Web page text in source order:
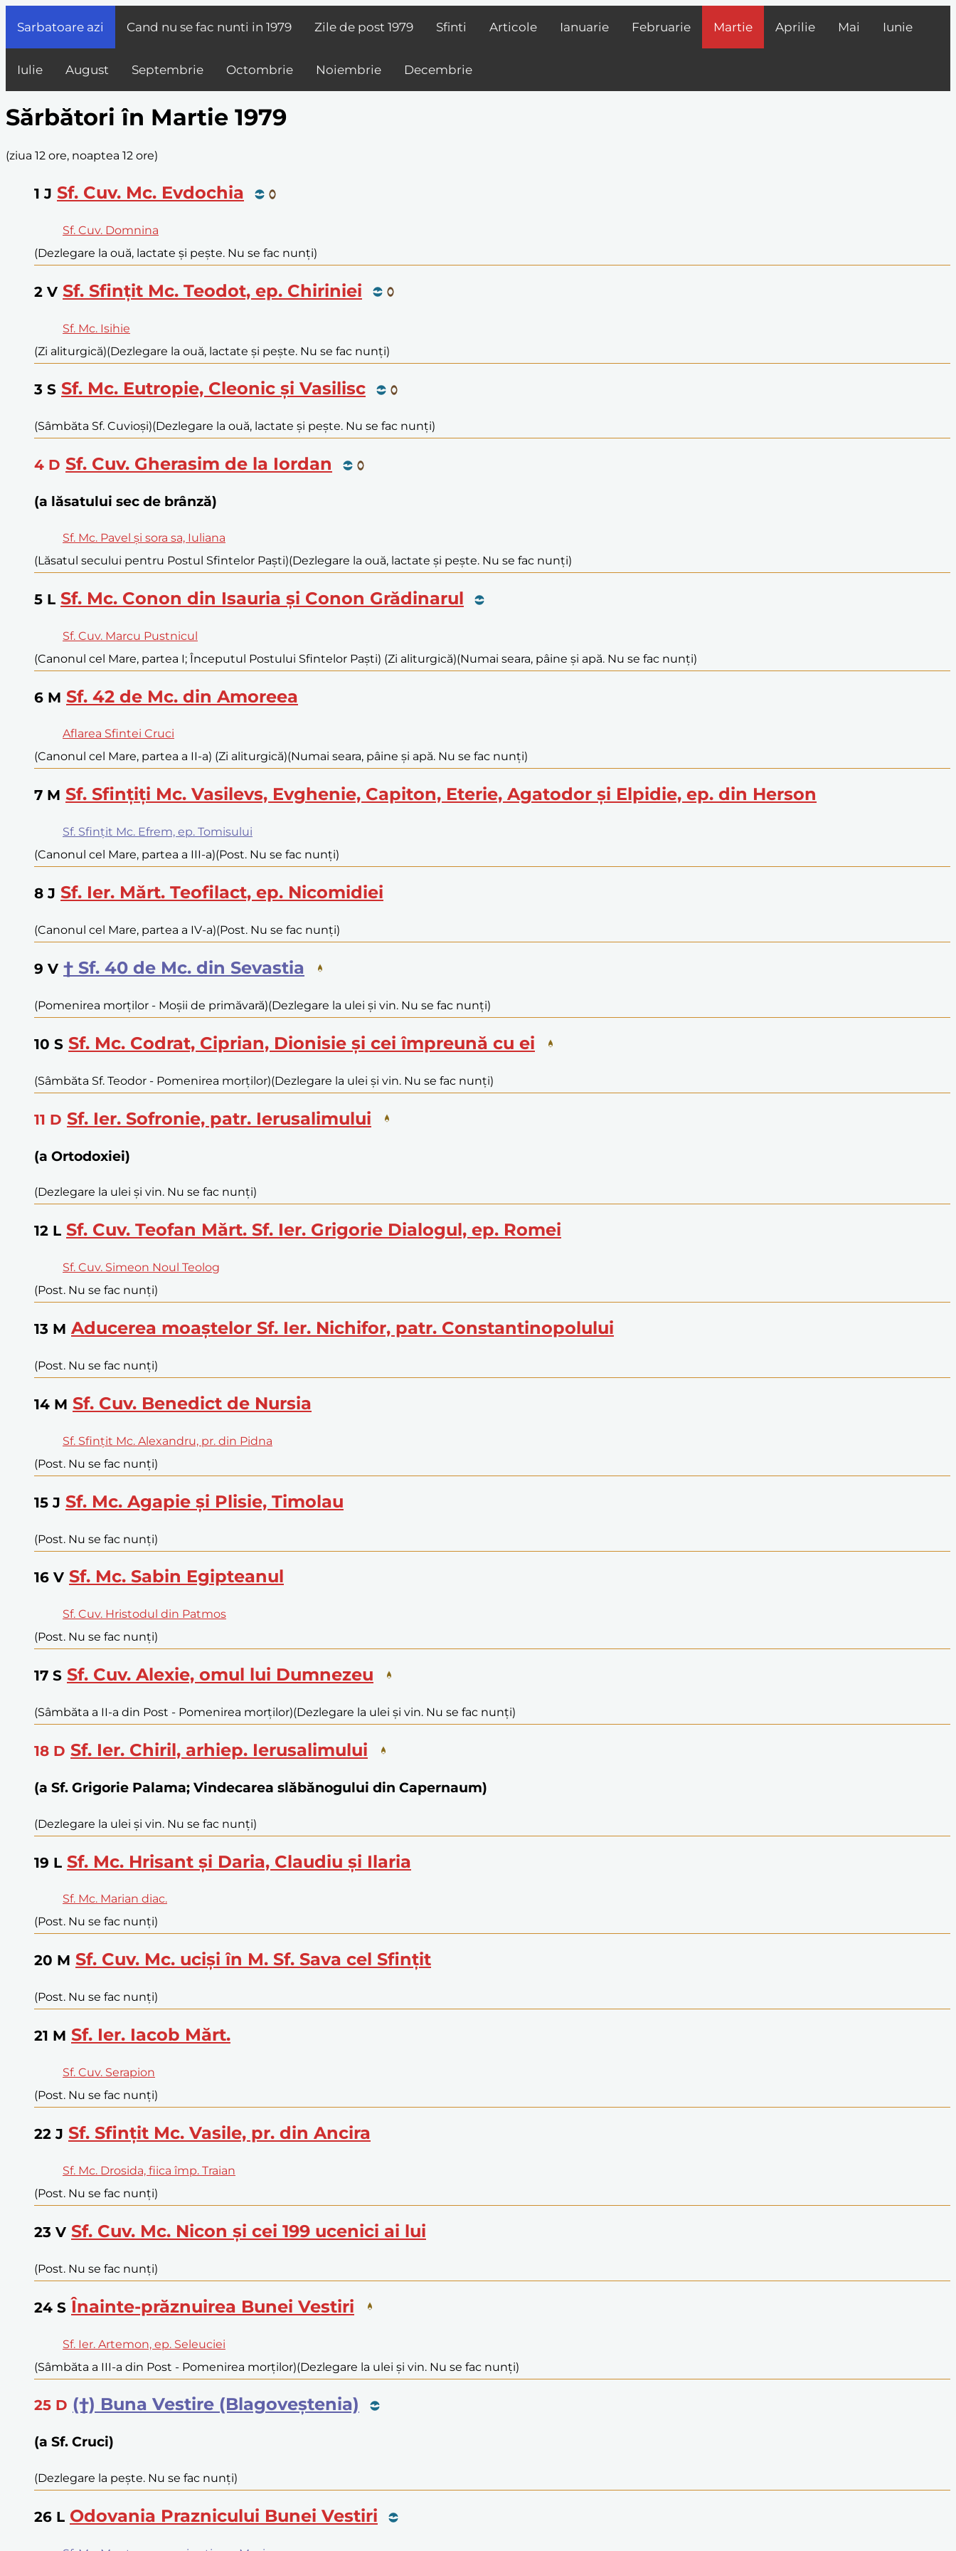
Sarbatoare azi Cand nu se fac nunti in 1979 Zile de post 1979 Sfinti Articole Ianuarie Februarie Martie Aprilie Mai Iunie
Iulie August Septembrie Octombrie Noiembrie Decembrie
Sărbători în Martie 1979
(ziua 12 ore, noaptea 12 ore)
1 J Sf. Cuv. Mc. Evdochia
Sf. Cuv. Domnina
(Dezlegare la ouă, lactate și pește. Nu se fac nunți)
2 V Sf. Sfințit Mc. Teodot, ep. Chiriniei
Sf. Mc. Isihie
(Zi aliturgică)(Dezlegare la ouă, lactate și pește. Nu se fac nunți)
3 S Sf. Mc. Eutropie, Cleonic și Vasilisc
(Sâmbăta Sf. Cuvioși)(Dezlegare la ouă, lactate și pește. Nu se fac nunți)
4 D Sf. Cuv. Gherasim de la Iordan
(a lăsatului sec de brânză)
Sf. Mc. Pavel și sora sa, Iuliana
(Lăsatul secului pentru Postul Sfintelor Paști)(Dezlegare la ouă, lactate și pește. Nu se fac nunți)
5 L Sf. Mc. Conon din Isauria și Conon Grădinarul
Sf. Cuv. Marcu Pustnicul
(Canonul cel Mare, partea I; Începutul Postului Sfintelor Paști) (Zi aliturgică)(Numai seara, pâine și apă. Nu se fac nunți)
6 M Sf. 42 de Mc. din Amoreea
Aflarea Sfintei Cruci
(Canonul cel Mare, partea a II-a) (Zi aliturgică)(Numai seara, pâine și apă. Nu se fac nunți)
7 M Sf. Sfințiți Mc. Vasilevs, Evghenie, Capiton, Eterie, Agatodor și Elpidie, ep. din Herson
Sf. Sfințit Mc. Efrem, ep. Tomisului
(Canonul cel Mare, partea a III-a)(Post. Nu se fac nunți)
8 J Sf. Ier. Mărt. Teofilact, ep. Nicomidiei
(Canonul cel Mare, partea a IV-a)(Post. Nu se fac nunți)
9 V † Sf. 40 de Mc. din Sevastia
(Pomenirea morților - Moșii de primăvară)(Dezlegare la ulei și vin. Nu se fac nunți)
10 S Sf. Mc. Codrat, Ciprian, Dionisie și cei împreună cu ei
(Sâmbăta Sf. Teodor - Pomenirea morților)(Dezlegare la ulei și vin. Nu se fac nunți)
11 D Sf. Ier. Sofronie, patr. Ierusalimului
(a Ortodoxiei)
(Dezlegare la ulei și vin. Nu se fac nunți)
12 L Sf. Cuv. Teofan Mărt. Sf. Ier. Grigorie Dialogul, ep. Romei
Sf. Cuv. Simeon Noul Teolog
(Post. Nu se fac nunți)
13 M Aducerea moaștelor Sf. Ier. Nichifor, patr. Constantinopolului
(Post. Nu se fac nunți)
14 M Sf. Cuv. Benedict de Nursia
Sf. Sfințit Mc. Alexandru, pr. din Pidna
(Post. Nu se fac nunți)
15 J Sf. Mc. Agapie și Plisie, Timolau
(Post. Nu se fac nunți)
16 V Sf. Mc. Sabin Egipteanul
Sf. Cuv. Hristodul din Patmos
(Post. Nu se fac nunți)
17 S Sf. Cuv. Alexie, omul lui Dumnezeu
(Sâmbăta a II-a din Post - Pomenirea morților)(Dezlegare la ulei și vin. Nu se fac nunți)
18 D Sf. Ier. Chiril, arhiep. Ierusalimului
(a Sf. Grigorie Palama; Vindecarea slăbănogului din Capernaum)
(Dezlegare la ulei și vin. Nu se fac nunți)
19 L Sf. Mc. Hrisant și Daria, Claudiu și Ilaria
Sf. Mc. Marian diac.
(Post. Nu se fac nunți)
20 M Sf. Cuv. Mc. uciși în M. Sf. Sava cel Sfințit
(Post. Nu se fac nunți)
21 M Sf. Ier. Iacob Mărt.
Sf. Cuv. Serapion
(Post. Nu se fac nunți)
22 J Sf. Sfințit Mc. Vasile, pr. din Ancira
Sf. Mc. Drosida, fiica împ. Traian
(Post. Nu se fac nunți)
23 V Sf. Cuv. Mc. Nicon și cei 199 ucenici ai lui
(Post. Nu se fac nunți)
24 S Înainte-prăznuirea Bunei Vestiri
Sf. Ier. Artemon, ep. Seleuciei
(Sâmbăta a III-a din Post - Pomenirea morților)(Dezlegare la ulei și vin. Nu se fac nunți)
25 D (†) Buna Vestire (Blagoveștenia)
(a Sf. Cruci)
(Dezlegare la pește. Nu se fac nunți)
26 L Odovania Praznicului Bunei Vestiri